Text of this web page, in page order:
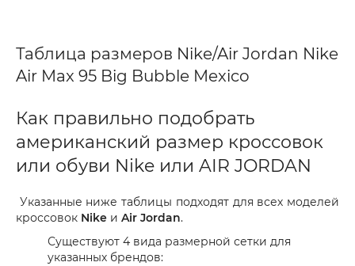
Таблица размеров Nike/Air Jordan Nike
Air Max 95 Big Bubble Mexico
Как правильно подобрать
американский размер кроссовок
или обуви Nike или AIR JORDAN
Указанные ниже таблицы подходят для всех моделей
кроссовок Nike и Air Jordan.
Существуют 4 вида размерной сетки для
указанных брендов: